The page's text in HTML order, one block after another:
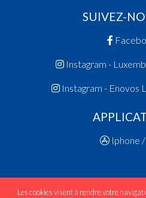
SUIVEZ-
Instagram -
Instagram - Enovos
Iphone
Les cookies visent à rendre votre